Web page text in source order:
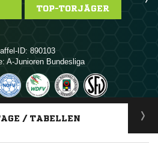
TOP-TORJÄGER
ID: 890103
A-Junioren Bundesliga
ANZEIGE
/ TABELLEN